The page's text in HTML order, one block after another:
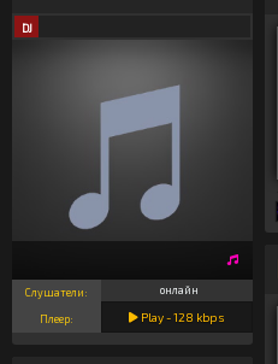
DJ
Слушатели: онлайн
Плеер: Play -128 kbps